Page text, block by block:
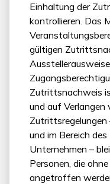
Einhaltung der
kontrollieren. Das
gültigen
Zutrittsnachweis
und auf Verlangen
Zutrittsregelungen
und im Bereich
Unternehmen –
Personen, die
angetroffen